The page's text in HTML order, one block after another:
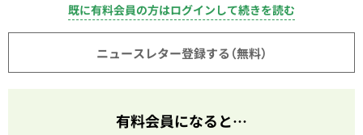
既に有料会員の方はログインして続きを読む
ニュースレター登録する（無料）
有料会員になると…